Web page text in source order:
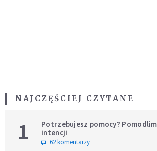
NAJCZĘŚCIEJ CZYTANE
1
Potrzebujesz pomocy?
intencji
62 komentarzy